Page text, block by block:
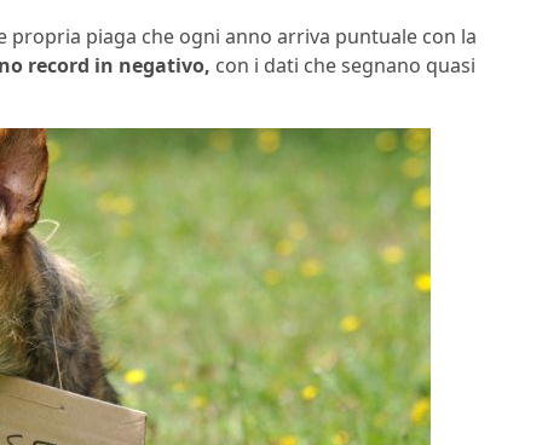
propria piaga che ogni anno arriva puntuale con la
record in negativo, con i dati che segnano quasi